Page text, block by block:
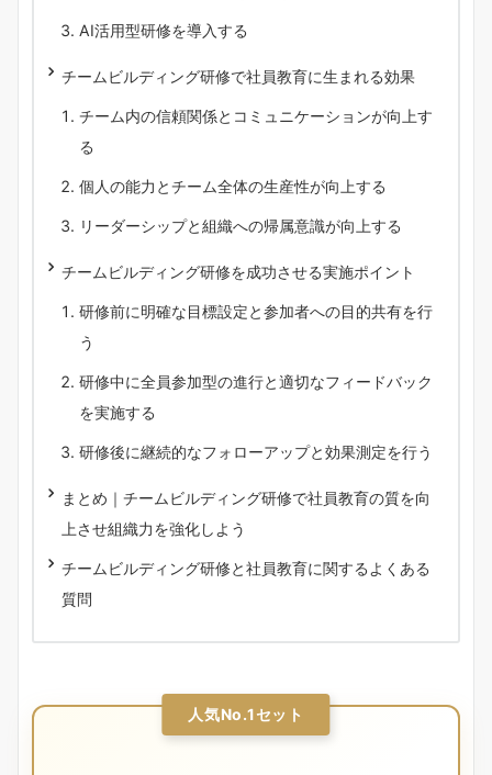
AI活用型研修を導入する
チームビルディング研修で社員教育に生まれる効果
チーム内の信頼関係とコミュニケーションが向上す
る
個人の能力とチーム全体の生産性が向上する
リーダーシップと組織への帰属意識が向上する
チームビルディング研修を成功させる実施ポイント
研修前に明確な目標設定と参加者への目的共有を行
う
研修中に全員参加型の進行と適切なフィードバック
を実施する
研修後に継続的なフォローアップと効果測定を行う
まとめ｜チームビルディング研修で社員教育の質を向
上させ組織力を強化しよう
チームビルディング研修と社員教育に関するよくある
質問
人気No.1セット